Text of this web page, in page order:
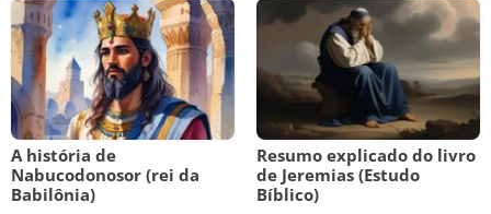
A história de
Nabucodonosor (rei da
Babilônia)
Resumo explicado do livro
de Jeremias (Estudo
Bíblico)